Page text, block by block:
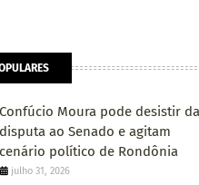
Confúcio Moura pode desistir da
disputa ao Senado e agitam
cenário político de Rondônia
julho 31, 2026